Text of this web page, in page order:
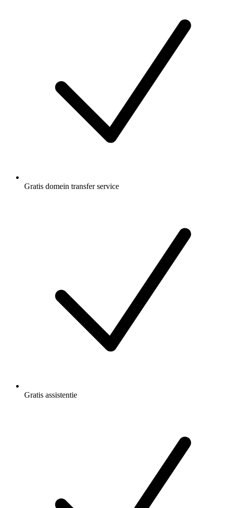
Gratis domein transfer service
Gratis assistentie